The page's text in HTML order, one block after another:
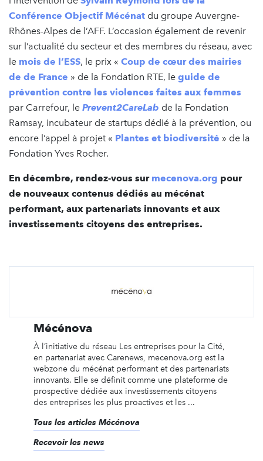
Conférence Objectif Mécénat du groupe Auvergne-
Rhônes-Alpes de l’AFF. L’occasion également de revenir
sur l’actualité du secteur et des membres du réseau, avec
le mois de l’ESS, le prix « Coup de cœur des mairies
de de France » de la Fondation RTE, le guide de
prévention contre les violences faites aux femmes
par Carrefour, le Prevent2CareLab de la Fondation
Ramsay, incubateur de startups dédié à la prévention, ou
encore l’appel à projet « Plantes et biodiversité » de la
Fondation Yves Rocher.
En décembre, rendez-vous sur mecenova.org pour
de nouveaux contenus dédiés au mécénat
performant, aux partenariats innovants et aux
investissements citoyens des entreprises.
Mécénova
À l’initiative du réseau Les entreprises pour la Cité,
en partenariat avec Carenews, mecenova.org est la
webzone du mécénat performant et des partenariats
innovants. Elle se définit comme une plateforme de
prospective dédiée aux investissements citoyens
des entreprises les plus proactives et les ...
Tous les articles Mécénova
Recevoir les news